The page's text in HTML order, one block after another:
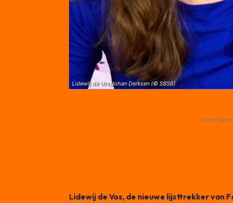
Lidewij de Vos/Johan Derksen (© SBS6)
-
Lidewij de Vos, de nieuwe lijsttrekker van